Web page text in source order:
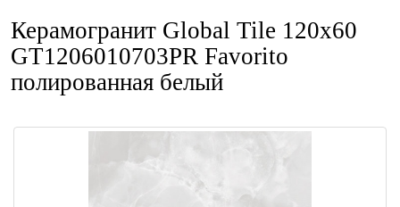
Керамогранит Global Tile 120x60
GT1206010703PR Favorito
полированная белый